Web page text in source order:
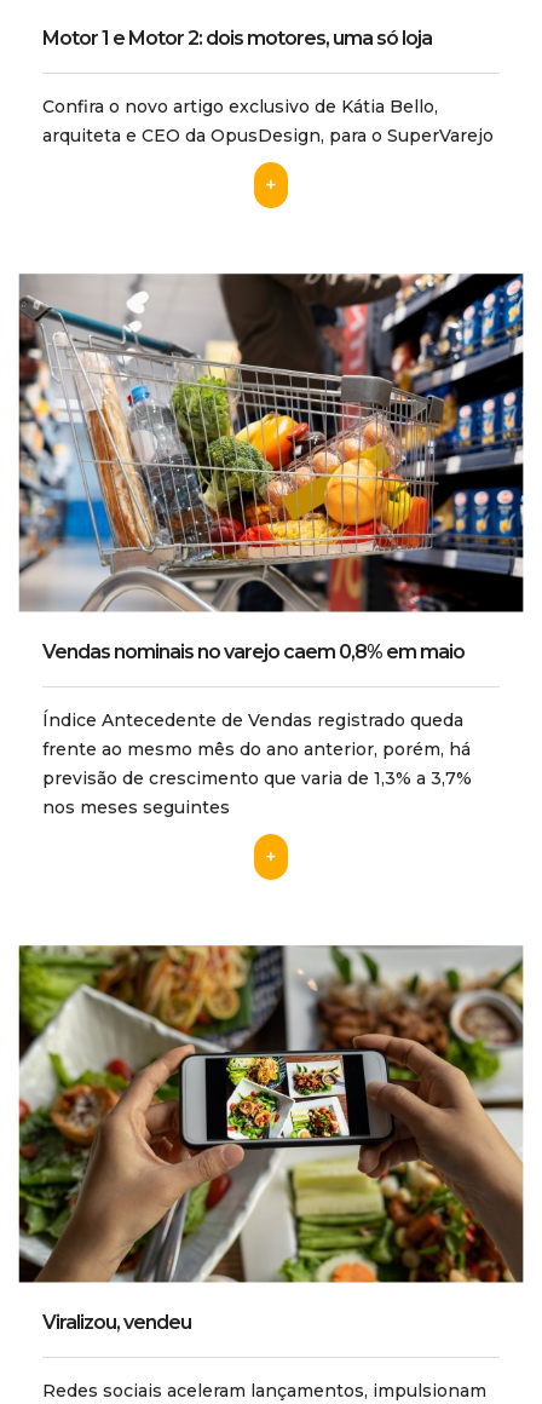
Motor 1 e Motor 2: dois motores, uma só loja
Confira o novo artigo exclusivo de Kátia Bello,
arquiteta e CEO da OpusDesign, para o SuperVarejo
+
Vendas nominais no varejo caem 0,8% em maio
Índice Antecedente de Vendas registrado queda
frente ao mesmo mês do ano anterior, porém, há
previsão de crescimento que varia de 1,3% a 3,7%
nos meses seguintes
+
Viralizou, vendeu
Redes sociais aceleram lançamentos, impulsionam